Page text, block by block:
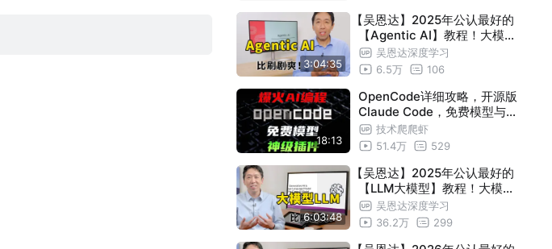
3:04:35
【吴恩达】2025年公认最好的
【Agentic AI】教程！大模型
入门到进阶，一套全解决！A
gentic AI—附带课件代码
吴恩达深度学习
6.5万
106
18:13
OpenCode详细攻略，开源版
Claude Code，免费模型与神
级插件技术爬爬虾
51.4万
529
6:03:48
【吴恩达】2025年公认最好的
【LLM大模型】教程！大模型
入门到进阶，一套全解决！20
25生成式人工智能-附带课件
吴恩达深度学习
36.2万
299